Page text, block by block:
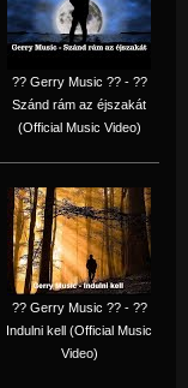
?? Gerry Music ?? - ??
Szánd rám az éjszakát
(Official Music Video)
?? Gerry Music ?? - ??
Indulni kell (Official Music
Video)